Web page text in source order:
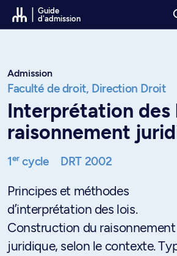
Passer au contenu
Guide
d'admission
Admission
Faculté de droit, Direction Droit
Interprétation des
raisonnement
1ercycle DRT 2002
Principes et méthodes
d’interprétation des lois.
Construction du raisonnement
juridique, selon le contexte.